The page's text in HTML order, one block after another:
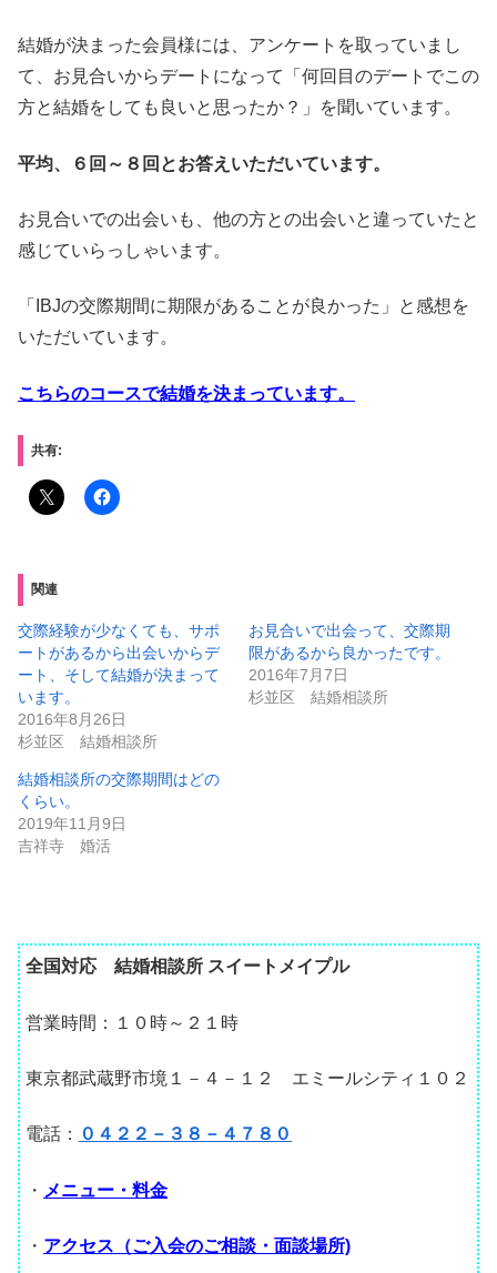
結婚が決まった会員様には、アンケートを取っていまし
て、お見合いからデートになって「何回目のデートでこの
方と結婚をしても良いと思ったか？」を聞いています。
平均、６回～８回とお答えいただいています。
お見合いでの出会いも、他の方との出会いと違っていたと
感じていらっしゃいます。
「IBJの交際期間に期限があることが良かった」と感想を
いただいています。
こちらのコースで結婚を決まっています。
共有:
関連
交際経験が少なくても、サポ
ートがあるから出会いからデ
ート、そして結婚が決まって
います。
2016年8月26日
杉並区 結婚相談所
お見合いで出会って、交際期
限があるから良かったです。
2016年7月7日
杉並区 結婚相談所
結婚相談所の交際期間はどの
くらい。
2019年11月9日
吉祥寺 婚活
全国対応 結婚相談所 スイートメイプル
営業時間：１０時～２１時
東京都武蔵野市境１－４－１２ エミールシティ１０２
電話： ０４２２－３８－４７８０
・ メニュー・料金
・ アクセス（ご入会のご相談・面談場所)